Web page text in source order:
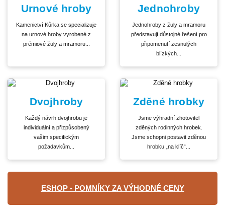
Urnové hroby
Kamenictví Kůrka se specializuje
na urnové hroby vyrobené z
prémiové žuly a mramoru...
Jednohroby
Jednohroby z žuly a mramoru
představují důstojné řešení pro
připomenutí zesnulých
blízkých...
Dvojhroby
Každý návrh dvojhrobu je
individuální a přizpůsobený
vašim specifickým
požadavkům...
Zděné hrobky
Jsme výhradní zhotovitel
zděných rodinných hrobek.
Jsme schopni postavit zděnou
hrobku „na klíč“...
ESHOP - POMNÍKY ZA VÝHODNÉ CENY